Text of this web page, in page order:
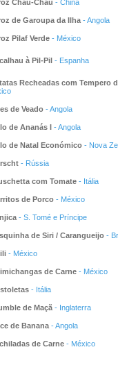
Chau-Chau - China
de Garoupa da Ilha - Angola
Pilaf Verde - México
à Pil-Pil - Espanha
Recheadas com Tempero
de Veado - Angola
de Ananás I - Angola
de Natal Económico - Nova
- Rússia
com Tomate - Itália
de Porco - México
- S. Tomé e Príncipe
de Siri / Carangueijo -
- México
de Carne - México
- Itália
de Maçã - Inglaterra
de Banana - Angola
de Carne - México